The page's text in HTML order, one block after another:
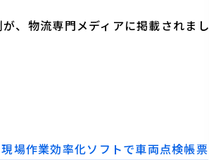
、物流専門メディアに掲載されまし
場作業効率化ソフトで車両点検帳票